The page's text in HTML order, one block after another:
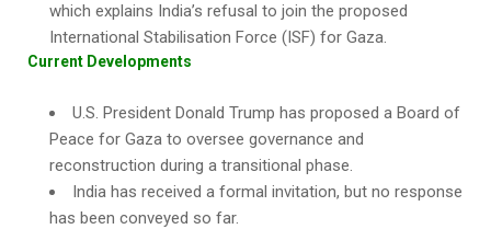
which explains India’s refusal to join the proposed
International Stabilisation Force (ISF) for Gaza.
Current Developments
U.S. President Donald Trump has proposed a Board of
Peace for Gaza to oversee governance and
reconstruction during a transitional phase.
India has received a formal invitation, but no response
has been conveyed so far.